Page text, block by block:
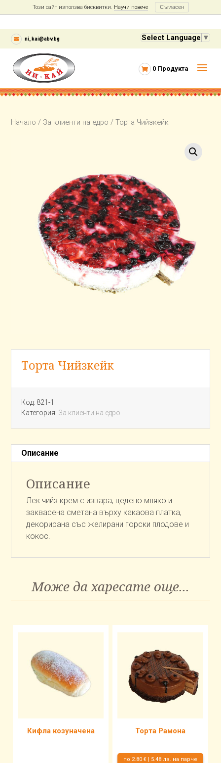
ni_kai@abv.bg Select Language ▼
0 Продукта
Начало / За клиенти на едро / Торта Чийзкейк
Торта Чийзкейк
Код: 821-1
Категория: За клиенти на едро
Описание
Описание
Лек чийз крем с извара, цедено мляко и
заквасена сметана върху какаова платка,
декорирана със желирани горски плодове и
кокос.
Може да харесате още...
Кифла козуначена Торта Рамона
по 2.80 € | 5.48 лв. на парче
Този сайт използва бисквитки. Научи повече Съгласен